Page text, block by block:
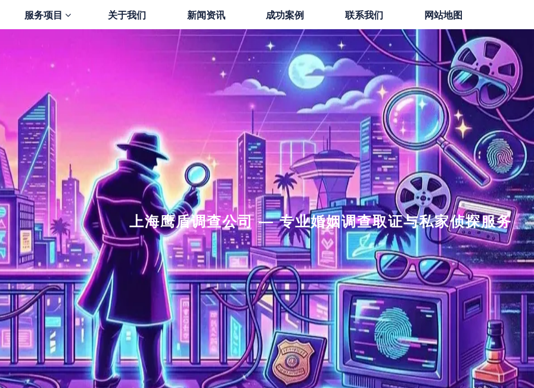
服务项目 关于我们 新闻资讯 成功案例 联系我们 网站地图
上海鹰盾调查公司 — 专业婚姻调查取证与私家侦探服务